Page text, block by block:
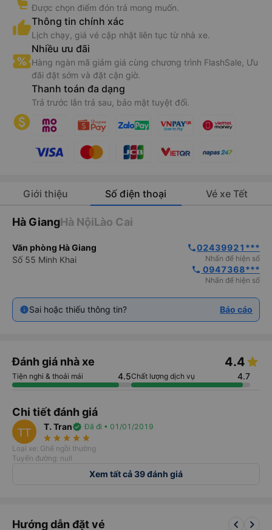
Được chọn điểm đón trả mong muốn.
Thông tin chính xác
Lịch chạy, giá vé cập nhật liên tục từ nhà xe.
Nhiều ưu đãi
Hàng ngàn mã giảm giá cùng chương trình FlashSale, Ưu
đãi đặt sớm và đặt cận giờ.
Thanh toán đa dạng
Trả trước lẫn trả sau, bảo mật tuyệt đối.
Giới thiệu Số điện thoại Vé xe Tết
Hà GiangHà NộiLào Cai
Văn phòng Hà Giang
Số 55 Minh Khai
phone02439921***
Nhấn để hiện số
phone 0947368***
Nhấn để hiện số
Sai hoặc thiếu thông tin? Báo cáo
Đánh giá nhà xe 4.4
Tiện nghi & thoải mái 4.5Chất lượng dịch vụ 4.7
Chi tiết đánh giá
TT T. Tranverified Đã đi • 01/01/2019
star_rate star_rate star_rate star_rate star_rate
Loại xe: Ghế ngồi thường
Tuyến đường: null
Xem tất cả 39 đánh giá
Hướng dẫn đặt vé keyboard_arrow_left keyboard_arrow_right